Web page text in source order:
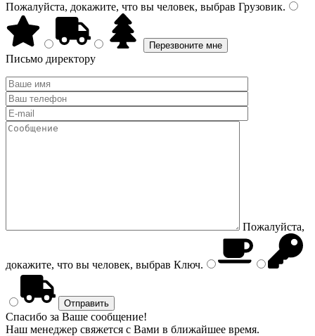
Пожалуйста, докажите, что вы человек, выбрав Грузовик.
Письмо директору
Пожалуйста,
докажите, что вы человек, выбрав Ключ.
Спасибо за Ваше сообщение!
Наш менеджер свяжется с Вами в ближайшее время.